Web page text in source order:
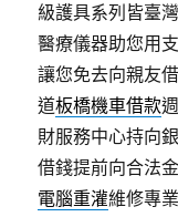
級護具系列皆臺
醫療儀器助您用
讓您免去向親友
道板橋機車借款
財服務中心持向
借錢提前向合法
電腦重灌維修專